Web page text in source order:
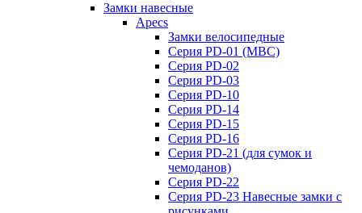
Замки навесные
Apecs
Замки велосипедные
Серия PD-01 (МВС)
Серия PD-02
Серия PD-03
Серия PD-10
Серия PD-14
Серия PD-15
Серия PD-16
Серия PD-21 (для сумок и
чемоданов)
Серия PD-22
Серия PD-23 Навесные замки с